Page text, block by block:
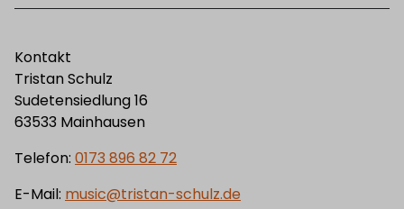
Kontakt
Tristan Schulz
Sudetensiedlung 16
63533 Mainhausen
Telefon: 0173 896 82 72
E-Mail: music@tristan-schulz.de